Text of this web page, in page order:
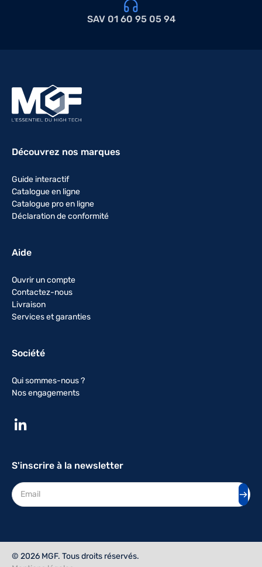
SAV 01 60 95 05 94
Découvrez nos marques
Guide interactif
Catalogue en ligne
Catalogue pro en ligne
Déclaration de conformité
Aide
Ouvrir un compte
Contactez-nous
Livraison
Services et garanties
Société
Qui sommes-nous ?
Nos engagements
S'inscrire à la newsletter
Adresse mail
© 2026 MGF. Tous droits réservés.